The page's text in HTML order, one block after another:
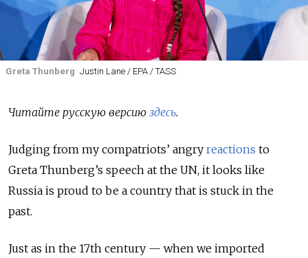
Greta Thunberg Justin Lane / EPA / TASS
Читайте русскую версию здесь.
Judging from my compatriots’ angry reactions to
Greta Thunberg’s speech at the UN, it looks like
Russia is proud to be a country that is stuck in the
past.
Just as in the 17th century — when we imported